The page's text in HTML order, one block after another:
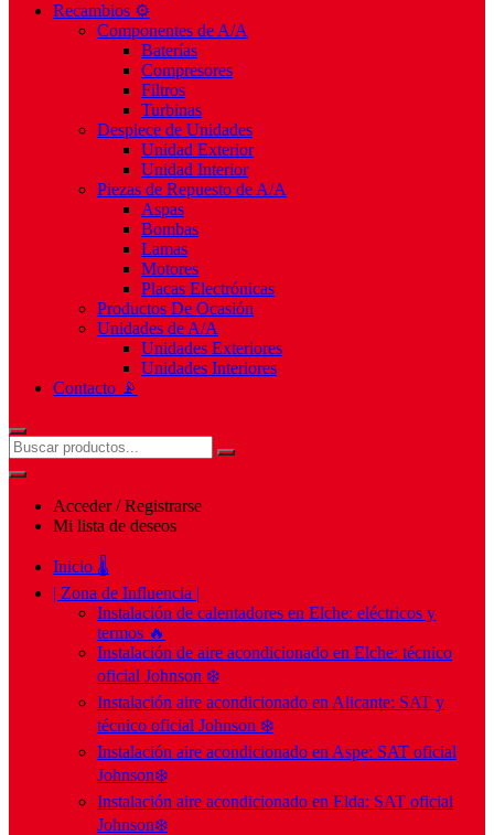
Recambios ⚙️
Componentes de A/A
Baterías
Compresores
Filtros
Turbinas
Despiece de Unidades
Unidad Exterior
Unidad Interior
Piezas de Repuesto de A/A
Aspas
Bombas
Lamas
Motores
Placas Electrónicas
Productos De Ocasión
Unidades de A/A
Unidades Exteriores
Unidades Interiores
Contacto 📡
Acceder / Registrarse
Mi lista de deseos
Inicio 🌡️
| Zona de Influencia |
Instalación de calentadores en Elche: eléctricos y
termos 🔥
Instalación de aire acondicionado en Elche: técnico
oficial Johnson ❄️
Instalación aire acondicionado en Alicante: SAT y
técnico oficial Johnson ❄️
Instalación aire acondicionado en Aspe: SAT oficial
Johnson❄️
Instalación aire acondicionado en Elda: SAT oficial
Johnson❄️